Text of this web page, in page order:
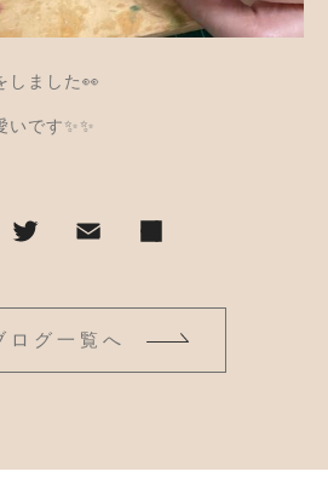
しました👀
いです✨✨
ログ一覧へ
カトラリー